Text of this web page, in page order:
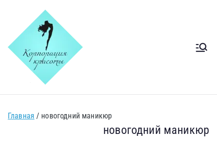
краси Київ
Печерськ
новогодний маникюр
Главная новогодний маникюр